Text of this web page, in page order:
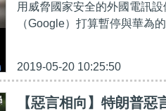
用威脅國家安全的外國電訊
（Google）打算暫停與華為
2019-05-20 10:25:50
【惡言相向】特朗普